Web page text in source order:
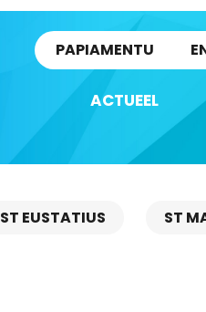
PAPIAMENTU
ACTUEEL
ST EUSTATIUS ST